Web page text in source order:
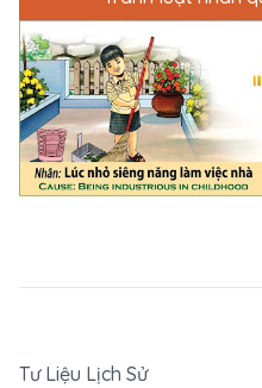
Tư Liệu Lịch Sử